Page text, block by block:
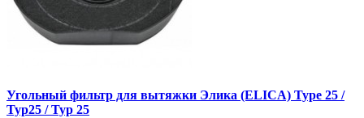
Угольный фильтр для вытяжки Элика (ELICA) Type 25 /
Typ25 / Typ 25